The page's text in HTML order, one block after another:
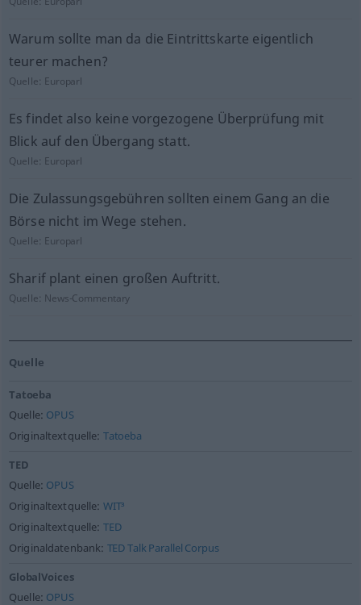
Warum sollte man da die Eintrittskarte eigentlich
teurer machen?
Quelle: Europarl
Es findet also keine vorgezogene Überprüfung mit
Blick auf den Übergang statt.
Quelle: Europarl
Die Zulassungsgebühren sollten einem Gang an die
Börse nicht im Wege stehen.
Quelle: Europarl
Sharif plant einen großen Auftritt.
Quelle: News-Commentary
Quelle
Tatoeba
Quelle: OPUS
Originaltextquelle: Tatoeba
TED
Quelle: OPUS
Originaltextquelle: WIT³
Originaltextquelle: TED
Originaldatenbank: TED Talk Parallel Corpus
GlobalVoices
Quelle: OPUS